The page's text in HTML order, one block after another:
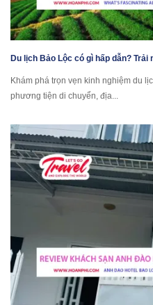
Du lịch Bảo Lộc có gì hấp dẫn?
Khám phá trọn vẹn kinh nghiệm du
phương tiện di chuyển, địa...